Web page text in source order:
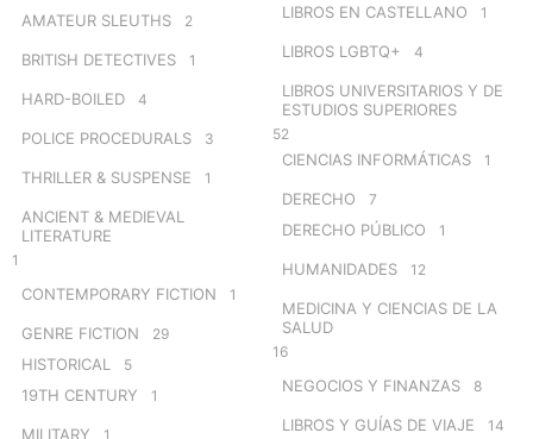
AMATEUR SLEUTHS 2
BRITISH DETECTIVES 1
HARD-BOILED 4
POLICE PROCEDURALS 3
THRILLER & SUSPENSE 1
ANCIENT & MEDIEVAL
LITERATURE
1
CONTEMPORARY FICTION 1
GENRE FICTION 29
HISTORICAL 5
19TH CENTURY 1
MILITARY 1
LIBROS EN CASTELLANO 1
LIBROS LGBTQ+ 4
LIBROS UNIVERSITARIOS Y DE
ESTUDIOS SUPERIORES
52
CIENCIAS INFORMÁTICAS 1
DERECHO 7
DERECHO PÚBLICO 1
HUMANIDADES 12
MEDICINA Y CIENCIAS DE LA
SALUD
16
NEGOCIOS Y FINANZAS 8
LIBROS Y GUÍAS DE VIAJE 14